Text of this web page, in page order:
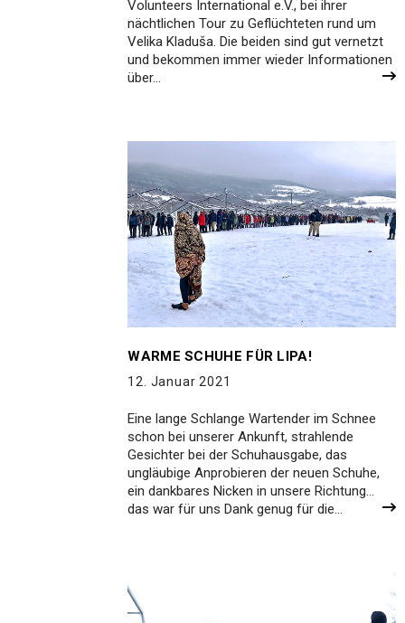
Volunteers International e.V., bei ihrer
nächtlichen Tour zu Geflüchteten rund um
Velika Kladuša. Die beiden sind gut vernetzt
und bekommen immer wieder Informationen
über…
WARME SCHUHE FÜR LIPA!
12. Januar 2021
Eine lange Schlange Wartender im Schnee
schon bei unserer Ankunft, strahlende
Gesichter bei der Schuhausgabe, das
ungläubige Anprobieren der neuen Schuhe,
ein dankbares Nicken in unsere Richtung…
das war für uns Dank genug für die…